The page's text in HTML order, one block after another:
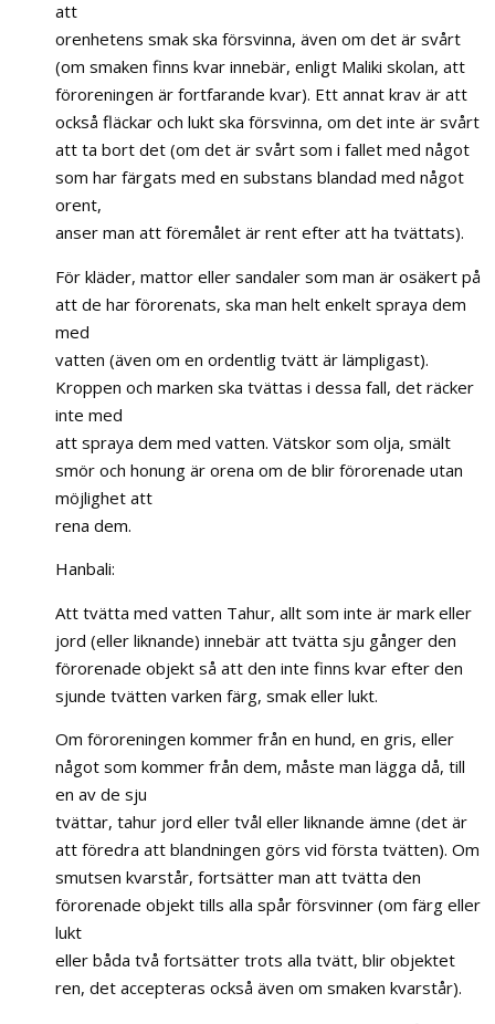
att
orenhetens smak ska försvinna, även om det är svårt
(om smaken finns kvar innebär, enligt Maliki skolan, att
föroreningen är fortfarande kvar). Ett annat krav är att
också fläckar och lukt ska försvinna, om det inte är svårt
att ta bort det (om det är svårt som i fallet med något
som har färgats med en substans blandad med något
orent,
anser man att föremålet är rent efter att ha tvättats).
För kläder, mattor eller sandaler som man är osäkert på
att de har förorenats, ska man helt enkelt spraya dem
med
vatten (även om en ordentlig tvätt är lämpligast).
Kroppen och marken ska tvättas i dessa fall, det räcker
inte med
att spraya dem med vatten. Vätskor som olja, smält
smör och honung är orena om de blir förorenade utan
möjlighet att
rena dem.
Hanbali:
Att tvätta med vatten Tahur, allt som inte är mark eller
jord (eller liknande) innebär att tvätta sju gånger den
förorenade objekt så att den inte finns kvar efter den
sjunde tvätten varken färg, smak eller lukt.
Om föroreningen kommer från en hund, en gris, eller
något som kommer från dem, måste man lägga då, till
en av de sju
tvättar, tahur jord eller tvål eller liknande ämne (det är
att föredra att blandningen görs vid första tvätten). Om
smutsen kvarstår, fortsätter man att tvätta den
förorenade objekt tills alla spår försvinner (om färg eller
lukt
eller båda två fortsätter trots alla tvätt, blir objektet
ren, det accepteras också även om smaken kvarstår).